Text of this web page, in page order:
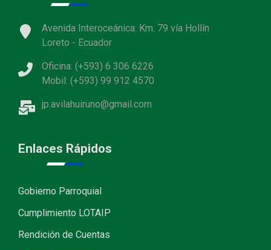
Avenida Interoceánica: Km. 79 vía Hollín
Loreto - Ecuador
Oficina: (+593) 6 306 6226
Mobil: (+593) 99 912 4570
jp.avilahuiruno@gmail.com
Enlaces Rápidos
Gobierno Parroquial
Cumplimiento LOTAIP
Rendición de Cuentas